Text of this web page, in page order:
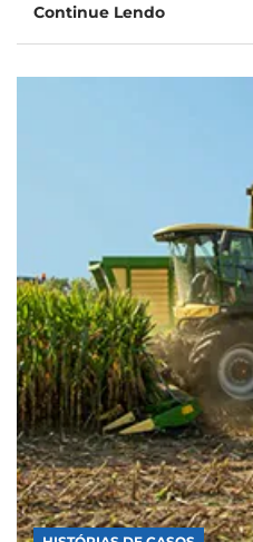
Continue Lendo